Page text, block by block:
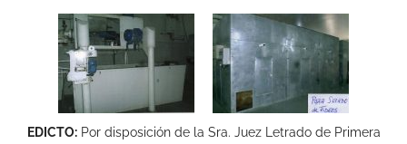
EDICTO:Por disposición de la Sra. Juez Letrado de Primera